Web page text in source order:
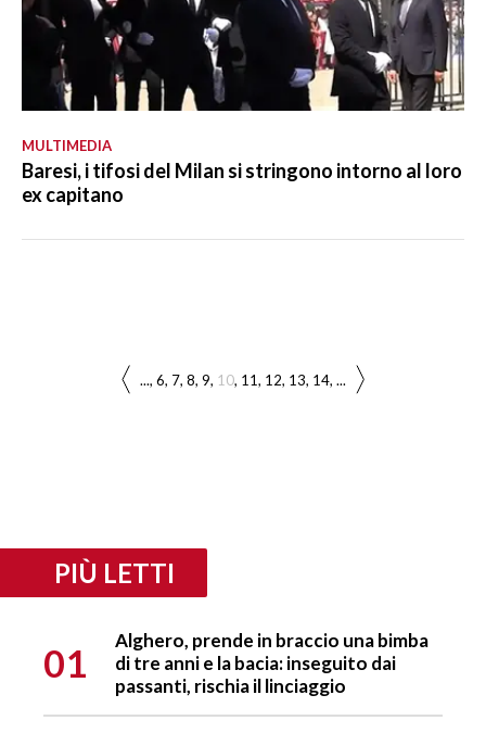
MULTIMEDIA
Baresi, i tifosi del Milan si stringono intorno al loro
ex capitano
... 6 7 8 9 10 11 12 13 14 ...
PIÙ LETTI
01
Alghero, prende in braccio una bimba
di tre anni e la bacia: inseguito dai
passanti, rischia il linciaggio